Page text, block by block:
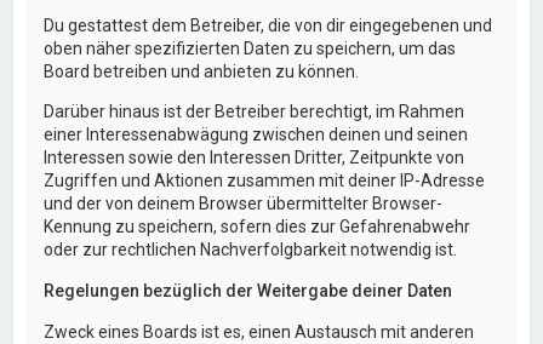
Du gestattest dem Betreiber, die von dir eingegebenen und
oben näher spezifizierten Daten zu speichern, um das
Board betreiben und anbieten zu können.
Darüber hinaus ist der Betreiber berechtigt, im Rahmen
einer Interessenabwägung zwischen deinen und seinen
Interessen sowie den Interessen Dritter, Zeitpunkte von
Zugriffen und Aktionen zusammen mit deiner IP-Adresse
und der von deinem Browser übermittelter Browser-
Kennung zu speichern, sofern dies zur Gefahrenabwehr
oder zur rechtlichen Nachverfolgbarkeit notwendig ist.
Regelungen bezüglich der Weitergabe deiner Daten
Zweck eines Boards ist es, einen Austausch mit anderen